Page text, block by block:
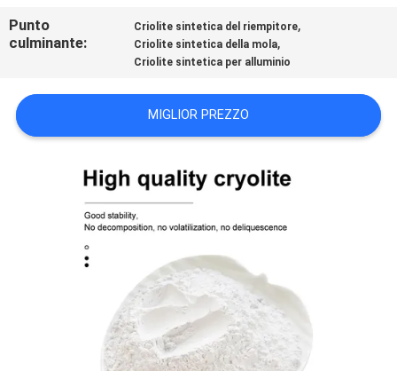
CHIEDI UN
MAPPA
POLITICA
Punto
culminante:
Criolite sintetica del riempitore,
Criolite sintetica della mola,
Criolite sintetica per alluminio
MIGLIOR PREZZO